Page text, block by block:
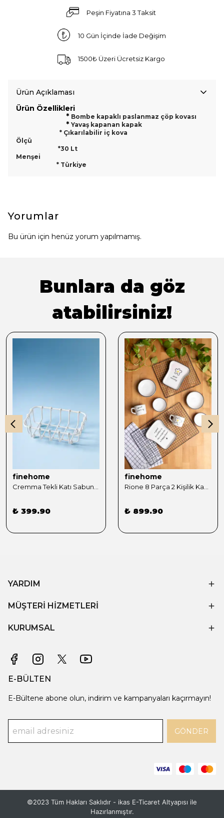
Peşin Fiyatına 3 Taksit
10 Gün İçinde İade Değişim
1500₺ Üzeri Ücretsiz Kargo
Ürün Açıklaması
Ürün Özellikleri
* Bombe kapaklı paslanmaz çöp kovası
* Yavaş kapanan kapak
* Çıkarılabilir iç kova
Ölçü
*30 Lt
Menşei
* Türkiye
Yorumlar
Bu ürün için henüz yorum yapılmamış.
Bunlara da göz
atabilirsiniz!
finehome
₺ 399.90
finehome
₺ 899.90
YARDIM
MÜŞTERİ HİZMETLERİ
KURUMSAL
E-BÜLTEN
E-Bültene abone olun, indirim ve kampanyaları kaçırmayın!
GÖNDER
©2023 Tüm Hakları Saklıdır - ikas E-Ticaret Altyapısı ile
Hazırlanmıştır.